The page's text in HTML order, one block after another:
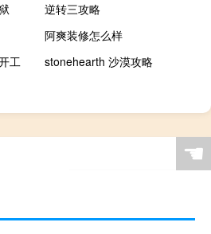
逆转三攻略
阿爽装修怎么样
工
stonehearth 沙漠攻略
☚